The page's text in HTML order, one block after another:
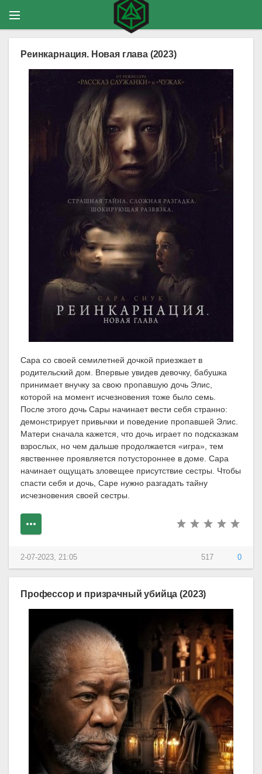
Реинкарнация. Новая глава (2023)
Сара со своей семилетней дочкой приезжает в
родительский дом. Впервые увидев девочку, бабушка
принимает внучку за свою пропавшую дочь Элис,
которой на момент исчезновения тоже было семь.
После этого дочь Сары начинает вести себя странно:
демонстрирует привычки и поведение пропавшей Элис.
Матери сначала кажется, что дочь играет по подсказкам
взрослых, но чем дальше продолжается «игра», тем
явственнее проявляется потустороннее в доме. Сара
начинает ощущать зловещее присутствие сестры. Чтобы
спасти себя и дочь, Саре нужно разгадать тайну
исчезновения своей сестры.
517 0
2-07-2023, 21:05
Профессор и призрачный убийца (2023)